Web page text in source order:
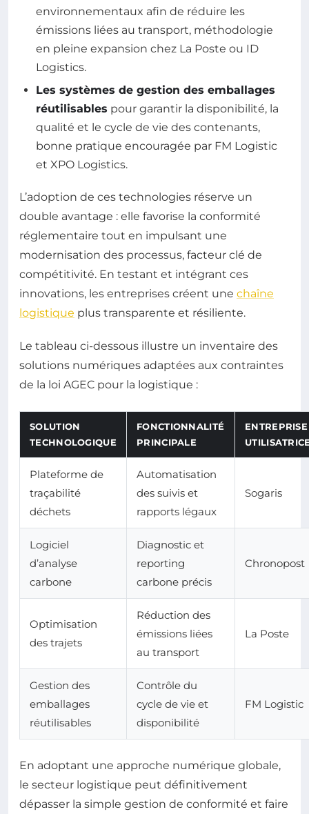
environnementaux afin de réduire les
émissions liées au transport, méthodologie
en pleine expansion chez La Poste ou ID
Logistics.
Les systèmes de gestion des emballages
réutilisables pour garantir la disponibilité, la
qualité et le cycle de vie des contenants,
bonne pratique encouragée par FM Logistic
et XPO Logistics.
L’adoption de ces technologies réserve un
double avantage : elle favorise la conformité
réglementaire tout en impulsant une
modernisation des processus, facteur clé de
compétitivité. En testant et intégrant ces
innovations, les entreprises créent une chaîne
logistique plus transparente et résiliente.
Le tableau ci-dessous illustre un inventaire des
solutions numériques adaptées aux contraintes
de la loi AGEC pour la logistique :
SOLUTION
TECHNOLOGIQUE
FONCTIONNALITÉ
PRINCIPALE
ENTREPRISE
Plateforme de
traçabilité
déchets
Automatisation
des suivis et
rapports légaux
Sogaris
Logiciel
d’analyse
carbone
Diagnostic et
reporting
carbone précis
Chronopost
Optimisation
des trajets
Réduction des
émissions liées
au transport
La Poste
Gestion des
emballages
réutilisables
Contrôle du
cycle de vie et
disponibilité
FM Logistic
En adoptant une approche numérique globale,
le secteur logistique peut définitivement
dépasser la simple gestion de conformité et faire